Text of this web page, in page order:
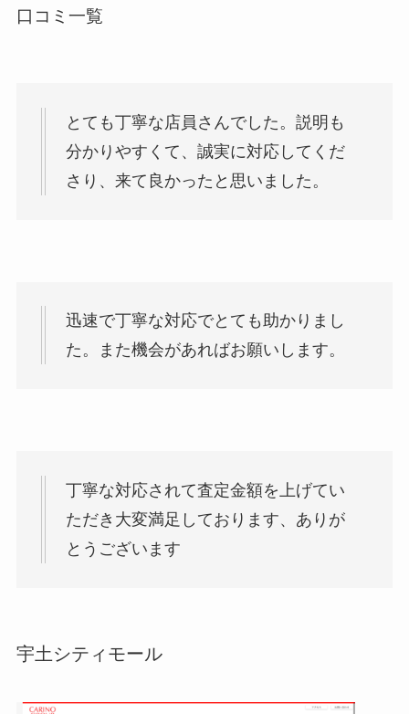
口コミ一覧
とても丁寧な店員さんでした。説明も
分かりやすくて、誠実に対応してくだ
さり、来て良かったと思いました。
迅速で丁寧な対応でとても助かりまし
た。また機会があればお願いします。
丁寧な対応されて査定金額を上げてい
ただき大変満足しております、ありが
とうございます
宇土シティモール